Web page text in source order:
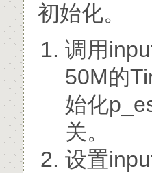
初始化。
调用
50M的
始化
关。
设置